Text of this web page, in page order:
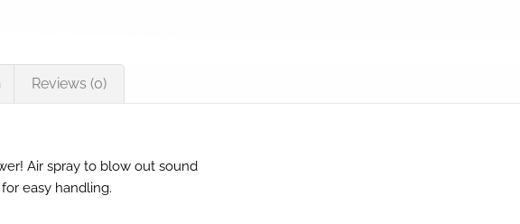
Reviews (0)
Air spray to blow out sound
easy handling.